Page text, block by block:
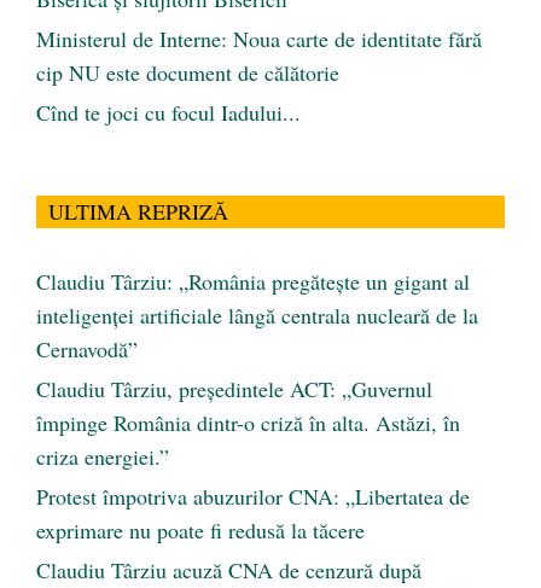
Ministerul de Interne: Noua carte de identitate fără
cip NU este document de călătorie
Cînd te joci cu focul Iadului...
ULTIMA REPRIZĂ
Claudiu Târziu: „România pregătește un gigant al
inteligenței artificiale lângă centrala nucleară de la
Cernavodă”
Claudiu Târziu, președintele ACT: „Guvernul
împinge România dintr-o criză în alta. Astăzi, în
criza energiei.”
Protest împotriva abuzurilor CNA: „Libertatea de
exprimare nu poate fi redusă la tăcere
Claudiu Târziu acuză CNA de cenzură după